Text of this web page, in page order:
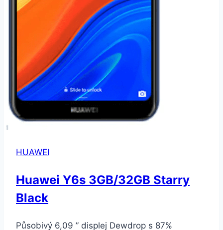
HUAWEI
Huawei Y6s 3GB/32GB Starry
Black
Působivý 6,09 ” displej Dewdrop s 87%